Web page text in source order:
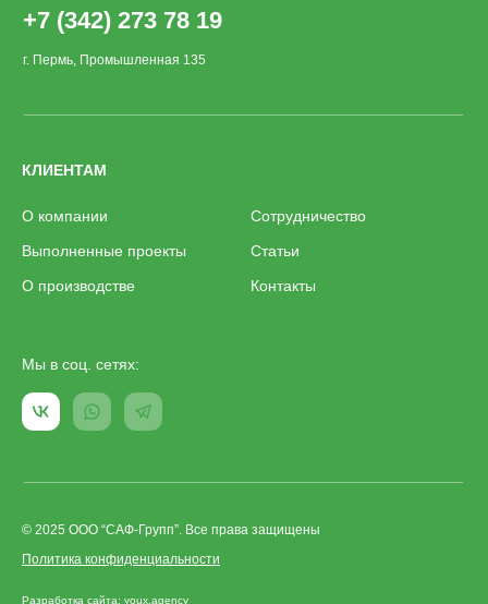
КЛИЕНТАМ
© 2025 ООО “САФ-Групп”. Все права защищены
Политика конфиденциальности
Разработка сайта: youx.agency
+7 (342) 273 78 19
О компании
Выполненные проекты
О производстве
Сотрудничество
Статьи
Контакты
г. Пермь, Промышленная 135
Мы в соц. сетях: